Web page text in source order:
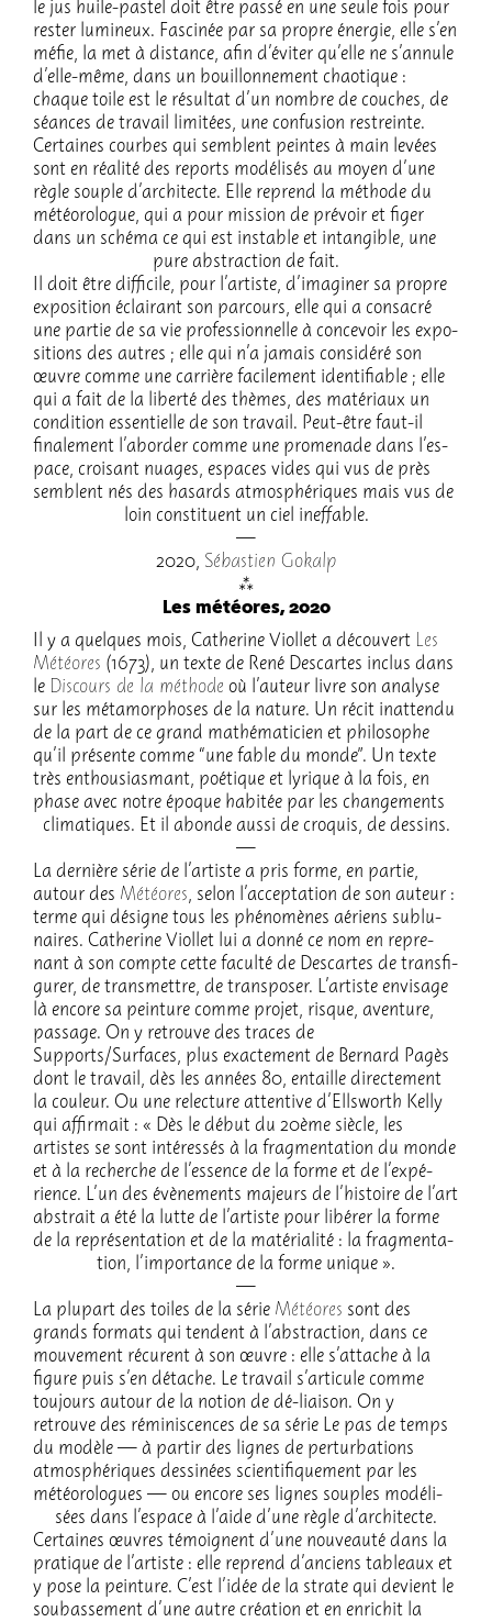
le jus huile-pastel doit être passé en une seule fois pour
rester lumi­neux. Fasci­née par sa propre éner­gie, elle s’en
méfie, la met à distance, afin d’évi­ter qu’elle ne s’an­nule
d’elle-même, dans un bouillon­ne­ment chao­tique :
chaque toile est le résul­tat d’un nombre de couches, de
séances de travail limi­tées, une confu­sion restreinte.
Certaines courbes qui semblent peintes à main levées
sont en réalité des reports modé­li­sés au moyen d’une
règle souple d’ar­chi­tecte. Elle reprend la méthode du
météo­ro­logue, qui a pour mission de prévoir et figer
dans un schéma ce qui est instable et intan­gible, une
pure abstrac­tion de fait.
Il doit être diffi­cile, pour l’ar­tiste, d’ima­gi­ner sa propre
expo­si­tion éclai­rant son parcours, elle qui a consa­cré
une partie de sa vie profes­sion­nelle à conce­voir les expo­
si­tions des autres ; elle qui n’a jamais consi­déré son
œuvre comme une carrière faci­le­ment iden­ti­fiable ; elle
qui a fait de la liberté des thèmes, des maté­riaux un
condi­tion essen­tielle de son travail. Peut-être faut-il
fina­le­ment l’abor­der comme une prome­nade dans l’es­
pace, croi­sant nuages, espaces vides qui vus de près
semblent nés des hasards atmo­sphé­riques mais vus de
loin consti­tuent un ciel inef­fable.
2020, Sébas­tien Gokalp
Les météores, 2020
Il y a quelques mois, Cathe­rine Viol­let a décou­vert Les
Météores (1673), un texte de René Descartes inclus dans
le Discours de la méthode où l’au­teur livre son analyse
sur les méta­mor­phoses de la nature. Un récit inat­tendu
de la part de ce grand mathé­ma­ti­cien et philo­sophe
qu’il présente comme “une fable du monde”. Un texte
très enthou­sias­mant, poétique et lyrique à la fois, en
phase avec notre époque habi­tée par les chan­ge­ments
clima­tiques. Et il abonde aussi de croquis, de dessins.
La dernière série de l’ar­tiste a pris forme, en partie,
autour des Météores, selon l’ac­cep­ta­tion de son auteur :
terme qui désigne tous les phéno­mènes aériens sublu­
naires. Cathe­rine Viol­let lui a donné ce nom en repre­
nant à son compte cette faculté de Descartes de trans­fi­
gu­rer, de trans­mettre, de trans­po­ser. L’ar­tiste envi­sage
là encore sa pein­ture comme projet, risque, aven­ture,
passage. On y retrouve des traces de
Supports/Surfaces, plus exac­te­ment de Bernard Pagès
dont le travail, dès les années 80, entaille direc­te­ment
la couleur. Ou une relec­ture atten­tive d’Ells­worth Kelly
qui affir­mait : « Dès le début du 20ème siècle, les
artistes se sont inté­res­sés à la frag­men­ta­tion du monde
et à la recherche de l’es­sence de la forme et de l’ex­pé­
rience. L’un des évène­ments majeurs de l’his­toire de l’art
abstrait a été la lutte de l’ar­tiste pour libé­rer la forme
de la repré­sen­ta­tion et de la maté­ria­lité : la frag­men­ta­
tion, l’im­por­tance de la forme unique ».
La plupart des toiles de la série Météores sont des
grands formats qui tendent à l’abs­trac­tion, dans ce
mouve­ment récurent à son œuvre : elle s’at­tache à la
figure puis s’en détache. Le travail s’ar­ti­cule comme
toujours autour de la notion de dé-liai­son. On y
retrouve des rémi­nis­cences de sa série Le pas de temps
du modèle — à partir des lignes de pertur­ba­tions
atmo­sphé­riques dessi­nées scien­ti­fique­ment par les
météo­ro­logues — ou encore ses lignes souples modé­li­
sées dans l’es­pace à l’aide d’une règle d’ar­chi­tecte.
Certaines œuvres témoignent d’une nouveauté dans la
pratique de l’ar­tiste : elle reprend d’an­ciens tableaux et
y pose la pein­ture. C’est l’idée de la strate qui devient le
soubas­se­ment d’une autre créa­tion et en enri­chit la